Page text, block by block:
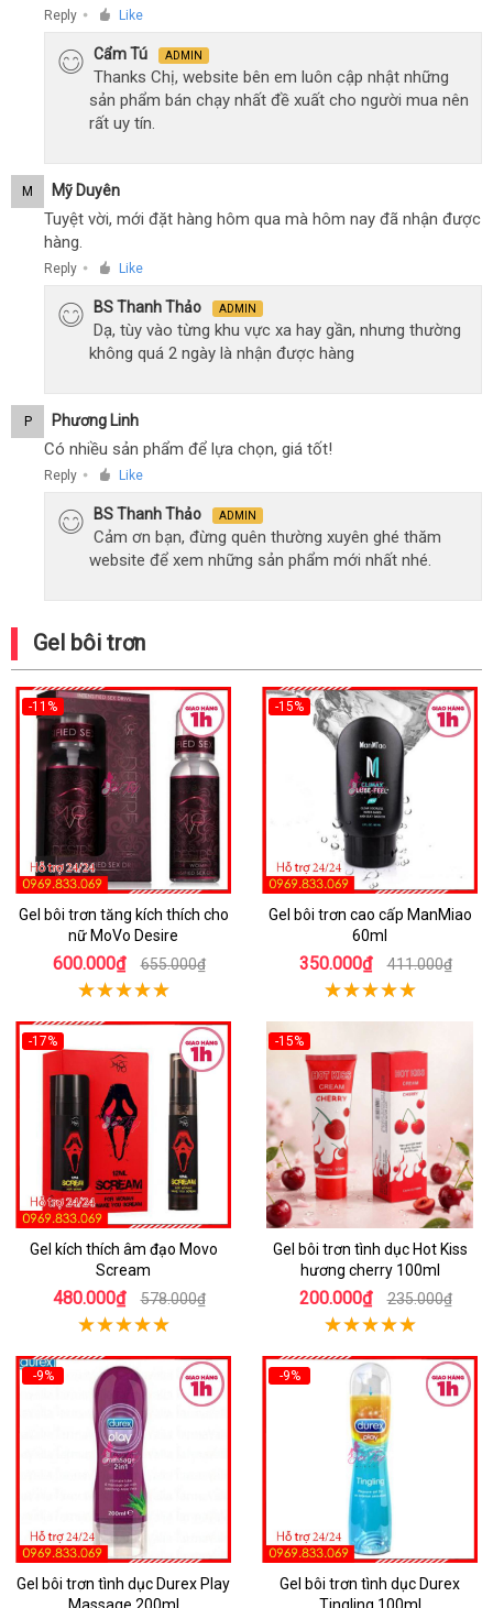
Reply ● Like
Cẩm Tú ADMIN
Thanks Chị, website bên em luôn cập nhật những
sản phẩm bán chạy nhất đề xuất cho người mua nên
rất uy tín.
M Mỹ Duyên
Tuyệt vời, mới đặt hàng hôm qua mà hôm nay đã nhận được
hàng.
Reply ● Like
BS Thanh Thảo ADMIN
Dạ, tùy vào từng khu vực xa hay gần, nhưng thường
không quá 2 ngày là nhận được hàng
P Phương Linh
Có nhiều sản phẩm để lựa chọn, giá tốt!
Reply ● Like
BS Thanh Thảo ADMIN
Cảm ơn bạn, đừng quên thường xuyên ghé thăm
website để xem những sản phẩm mới nhất nhé.
Gel bôi trơn
-11%
Gel bôi trơn tăng kích thích cho
nữ MoVo Desire
600.000₫ 655.000₫
-15%
Gel bôi trơn cao cấp ManMiao
60ml
350.000₫ 411.000₫
-17%
Gel kích thích âm đạo Movo
Scream
480.000₫ 578.000₫
-15%
Gel bôi trơn tình dục Hot Kiss
hương cherry 100ml
200.000₫ 235.000₫
-9%
Gel bôi trơn tình dục Durex Play
Massage 200ml
-9%
Gel bôi trơn tình dục Durex
Tingling 100ml